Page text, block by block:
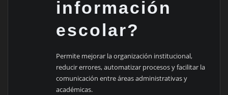
información
escolar?
Permite mejorar la organización institucional,
reducir errores, automatizar procesos y facilitar la
comunicación entre áreas administrativas y
académicas.